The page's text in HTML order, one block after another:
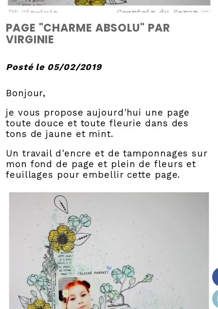
PAGE "CHARME ABSOLU" PAR
VIRGINIE
Posté le 05/02/2019
Bonjour,
je vous propose aujourd'hui une page
toute douce et toute fleurie dans des
tons de jaune et mint.
Un travail d'encre et de tamponnages sur
mon fond de page et plein de fleurs et
feuillages pour embellir cette page.